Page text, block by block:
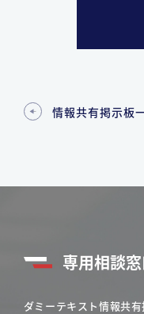
情報共有掲示板
専用相談
ダミーテキスト情報共